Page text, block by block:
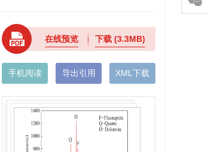
在线预览 下载(3.3MB)
手机阅读 导出引用 XML下载